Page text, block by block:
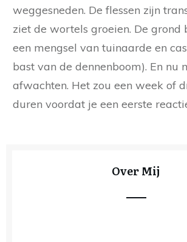
weggesneden. De flessen zijn
ziet de wortels groeien. De grond
een mengsel van tuinaarde en
bast van de dennenboom). En nu
afwachten. Het zou een week of
duren voordat je een eerste
Over Mij